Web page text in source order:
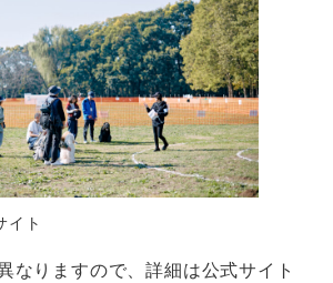
イト
なりますので、詳細は公式サイト